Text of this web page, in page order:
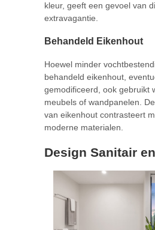
kleur, geeft een gevoel van
extravagantie.
Behandeld Eikenhout
Hoewel minder
behandeld eikenhout,
gemodificeerd, ook gebruikt
meubels of wandpanelen.
van eikenhout contrasteert
moderne materialen.
Design Sanitair